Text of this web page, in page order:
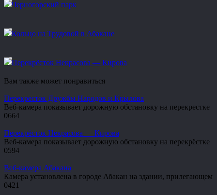
Черногорский парк
Кольцо на Трудовой в Абакане
Перекрёсток Некрасова — Кирова
Вам также может понравиться
Перекресток Дружбы Народов и Крылова
Веб-камера показывает дорожную обстановку на перекрестке
0664
Перекрёсток Некрасова — Кирова
Веб-камера показывает дорожную обстановку на перекрёстке
0594
Веб-камера Абакана
Камера установлена в городе Абакан на здании, прилегающем
0421